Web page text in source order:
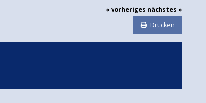
« vorheriges nächstes »
Drucken